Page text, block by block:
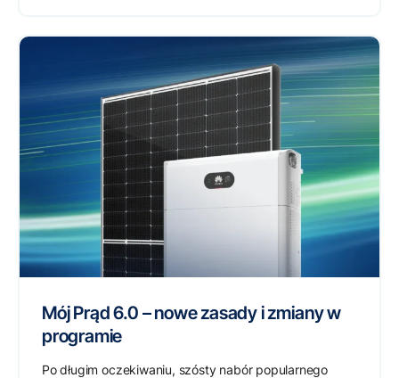
Mój Prąd 6.0 – nowe zasady i zmiany w
programie
Po długim oczekiwaniu, szósty nabór popularnego